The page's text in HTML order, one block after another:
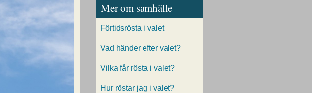
Mer om samhälle
Förtidsrösta i valet
Vad händer efter valet?
Vilka får rösta i valet?
Hur röstar jag i valet?